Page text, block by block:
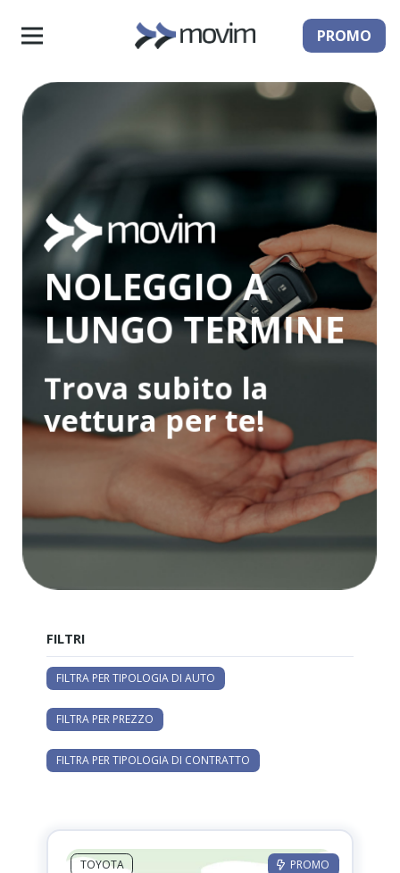
PROMO
NOLEGGIO A
LUNGO TERMINE
Trova subito la
vettura per te!
FILTRI
FILTRA PER TIPOLOGIA DI AUTO
FILTRA PER PREZZO
FILTRA PER TIPOLOGIA DI CONTRATTO
TOYOTA PROMO